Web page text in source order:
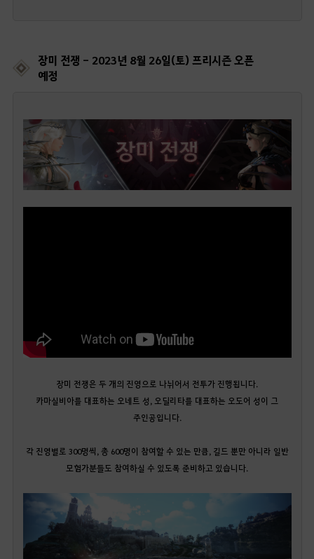
장미 전쟁 - 2023년 8월 26일(토) 프리시즌 오픈
예정
장미 전쟁은 두 개의 진영으로 나뉘어서 전투가 진행됩니다.
카마실비아를 대표하는 오네트 성, 오딜리타를 대표하는 오도어 성이 그
주인공입니다.
각 진영별로 300명씩, 총 600명이 참여할 수 있는 만큼, 길드 뿐만 아니라 일반
모험가분들도 참여하실 수 있도록 준비하고 있습니다.